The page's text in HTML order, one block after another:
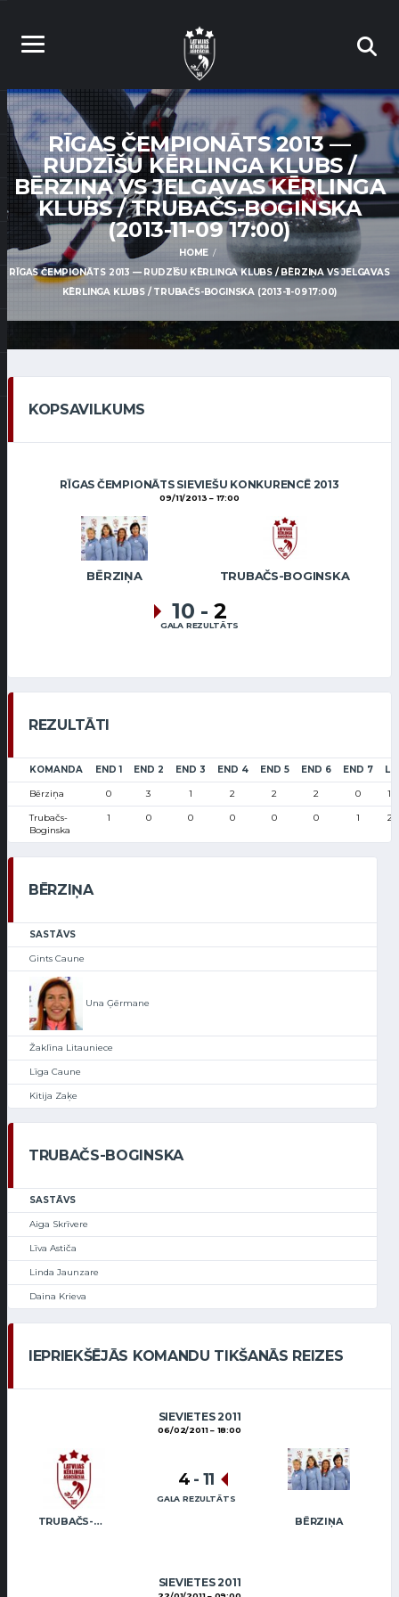
RĪGAS ČEMPIONĀTS 2013 —
RUDZĪŠU KĒRLINGA KLUBS /
BĒRZIŅA VS JELGAVAS KĒRLINGA
KLUBS / TRUBAČS-BOGINSKA
(2013-11-09 17:00)
HOME
RĪGAS ČEMPIONĀTS 2013 — RUDZĪŠU KĒRLINGA KLUBS / BĒRZIŅA VS JELGAVAS
KĒRLINGA KLUBS / TRUBAČS-BOGINSKA (2013-11-09 17:00)
KOPSAVILKUMS
RĪGAS ČEMPIONĀTS SIEVIEŠU KONKURENCĒ 2013
09/11/2013 17:00
BĒRZIŅA TRUBAČS-BOGINSKA
10 - 2
GALA REZULTĀTS
REZULTĀTI
KOMANDA END 1 END 2 END 3 END 4 END 5 END 6 END 7
Bērziņa 0 3 1 2 2 2 0
Trubačs-
Boginska
1 0 0 0 0 0 1
BĒRZIŅA
SASTĀVS
Gints Caune
Una Ģērmane
Žaklīna Litauniece
Līga Caune
Kitija Zaķe
TRUBAČS-BOGINSKA
SASTĀVS
Aiga Skrīvere
Līva Astiča
Linda Jaunzare
Daina Krieva
IEPRIEKŠĒJĀS KOMANDU TIKŠANĀS REIZES
SIEVIETES 2011
06/02/2011 18:00
TRUBAČS-BOGINSKA BĒRZIŅA
4 - 11
GALA REZULTĀTS
SIEVIETES 2011